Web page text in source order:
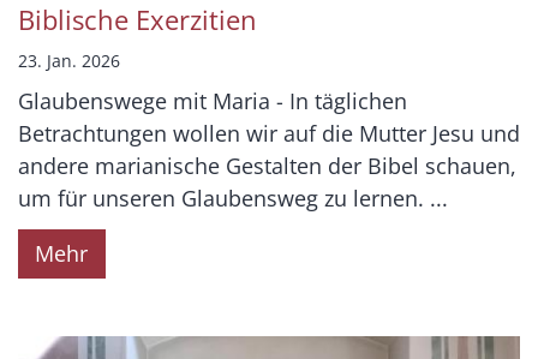
Biblische Exerzitien
23. Jan. 2026
Glaubenswege mit Maria - In täglichen
Betrachtungen wollen wir auf die Mutter Jesu und
andere marianische Gestalten der Bibel schauen,
um für unseren Glaubensweg zu lernen. ...
Mehr